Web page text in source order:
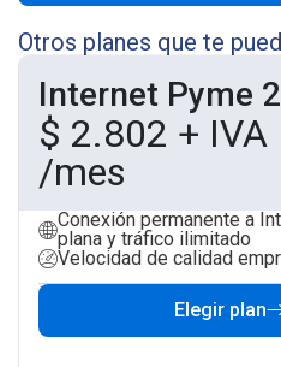
Otros planes que te
Internet Pyme
$ 2.802 + IVA
/mes
Conexión permanente a
plana y tráfico ilimitado
Velocidad de calidad
Elegir plan